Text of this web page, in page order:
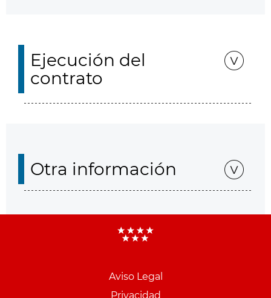
Ejecución del
contrato
Otra información
Aviso Legal
Privacidad